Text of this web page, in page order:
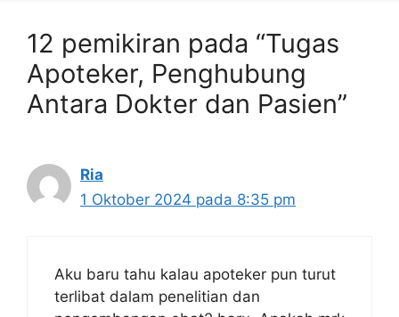
12 pemikiran pada “Tugas
Apoteker, Penghubung
Antara Dokter dan Pasien”
Ria
1 Oktober 2024 pada 8:35 pm
Aku baru tahu kalau apoteker pun turut
terlibat dalam penelitian dan